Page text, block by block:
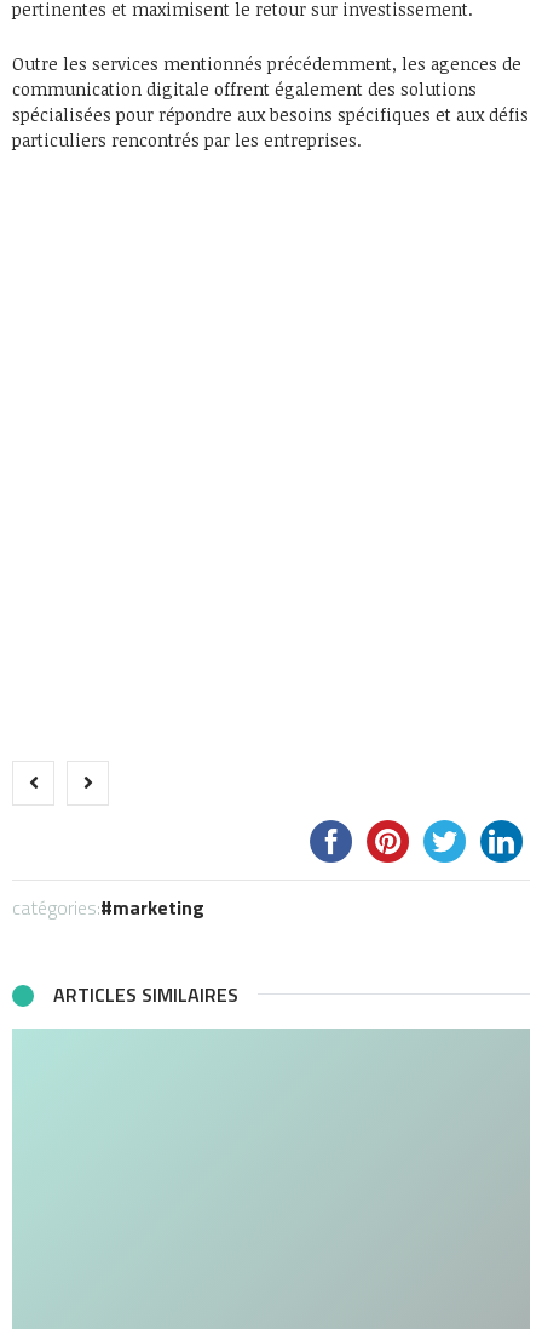
pertinentes et maximisent le retour sur investissement.
Outre les services mentionnés précédemment, les agences de
communication digitale offrent également des solutions
spécialisées pour répondre aux besoins spécifiques et aux défis
particuliers rencontrés par les entreprises.
catégories: marketing
ARTICLES SIMILAIRES